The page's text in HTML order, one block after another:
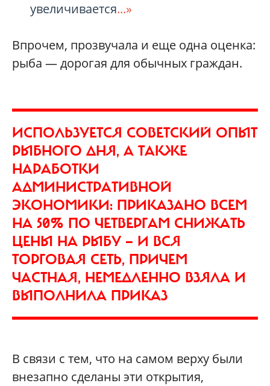
увеличивается...»
Впрочем, прозвучала и еще одна оценка:
рыба — дорогая для обычных граждан.
ИСПОЛЬЗУЕТСЯ СОВЕТСКИЙ ОПЫТ
РЫБНОГО ДНЯ, А ТАКЖЕ
НАРАБОТКИ
АДМИНИСТРАТИВНОЙ
ЭКОНОМИКИ: ПРИКАЗАНО ВСЕМ
НА 50% ПО ЧЕТВЕРГАМ СНИЖАТЬ
ЦЕНЫ НА РЫБУ — И ВСЯ
ТОРГОВАЯ СЕТЬ, ПРИЧЕМ
ЧАСТНАЯ, НЕМЕДЛЕННО ВЗЯЛА И
ВЫПОЛНИЛА ПРИКАЗ
В связи с тем, что на самом верху были
внезапно сделаны эти открытия,